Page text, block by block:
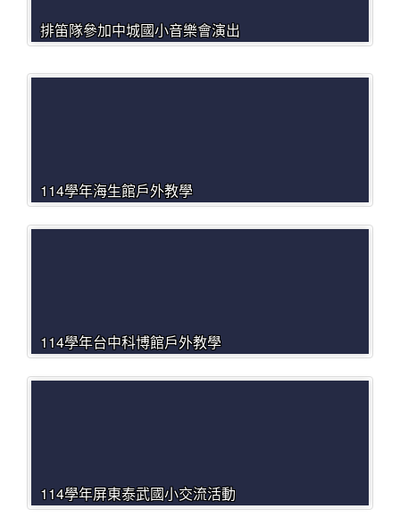
排笛隊參加中城國小音樂會演出
114學年海生館戶外教學
114學年台中科博館戶外教學
114學年屏東泰武國小交流活動